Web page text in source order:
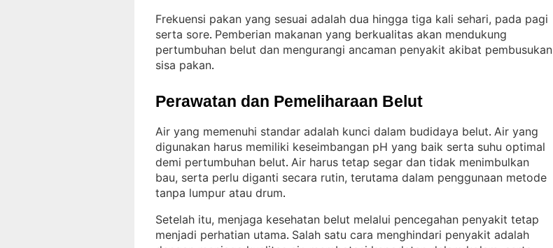
Frekuensi pakan yang sesuai adalah dua hingga tiga kali sehari, pada pagi
serta sore. Pemberian makanan yang berkualitas akan mendukung
pertumbuhan belut dan mengurangi ancaman penyakit akibat pembusukan
sisa pakan.
Perawatan dan Pemeliharaan Belut
Air yang memenuhi standar adalah kunci dalam budidaya belut. Air yang
digunakan harus memiliki keseimbangan pH yang baik serta suhu optimal
demi pertumbuhan belut. Air harus tetap segar dan tidak menimbulkan
bau, serta perlu diganti secara rutin, terutama dalam penggunaan metode
tanpa lumpur atau drum.
Setelah itu, menjaga kesehatan belut melalui pencegahan penyakit tetap
menjadi perhatian utama. Salah satu cara menghindari penyakit adalah